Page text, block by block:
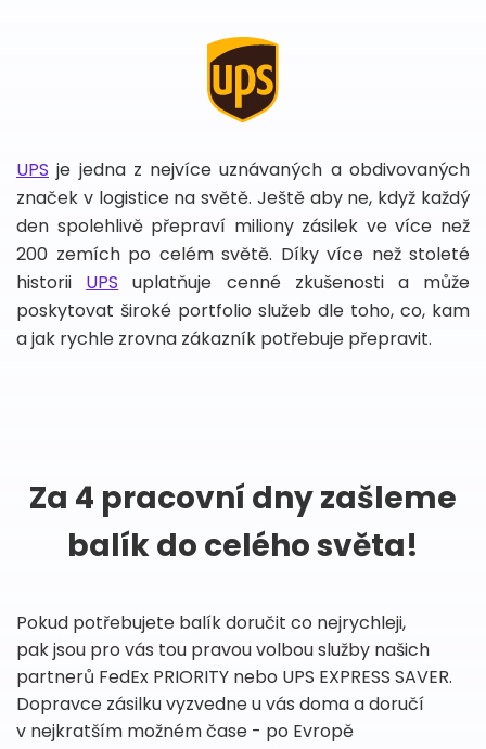
UPS je jedna z nejvíce uznávaných a obdivovaných
značek v logistice na světě. Ještě aby ne, když každý
den spolehlivě přepraví miliony zásilek ve více než
200 zemích po celém světě. Díky více než stoleté
historii UPS uplatňuje cenné zkušenosti a může
poskytovat široké portfolio služeb dle toho, co, kam
a jak rychle zrovna zákazník potřebuje přepravit.
Za 4 pracovní dny zašleme
balík do celého světa!
Pokud potřebujete balík doručit co nejrychleji,
pak jsou pro vás tou pravou volbou služby našich
partnerů FedEx PRIORITY nebo UPS EXPRESS SAVER.
Dopravce zásilku vyzvedne u vás doma a doručí
v nejkratším možném čase - po Evropě